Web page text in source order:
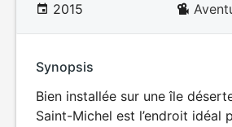
2015
Synopsis
Bien installée sur une île
Saint-Michel est l’endroit idéal